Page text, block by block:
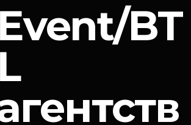
Event/BT
L